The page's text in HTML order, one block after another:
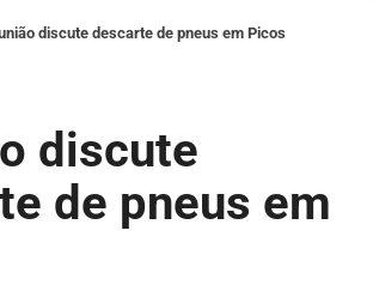
discute descarte de pneus em Picos
discute
de pneus em